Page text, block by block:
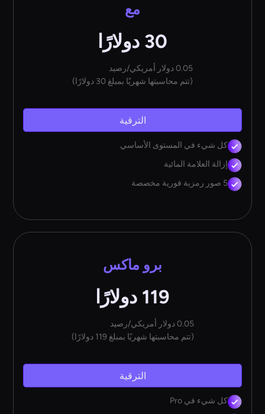
مع
30 دولارًا
0.05 دولار أمريكي/رصيد
(تتم محاسبتها شهريًا بمبلغ 30 دولارًا)
الترقية
كل شيء في المستوى الأساسي
إزالة العلامة المائية
5 صور رمزية فورية مخصصة
برو ماكس
119 دولارًا
0.05 دولار أمريكي/رصيد
(تتم محاسبتها شهريًا بمبلغ 119 دولارًا)
الترقية
كل شيء في Pro